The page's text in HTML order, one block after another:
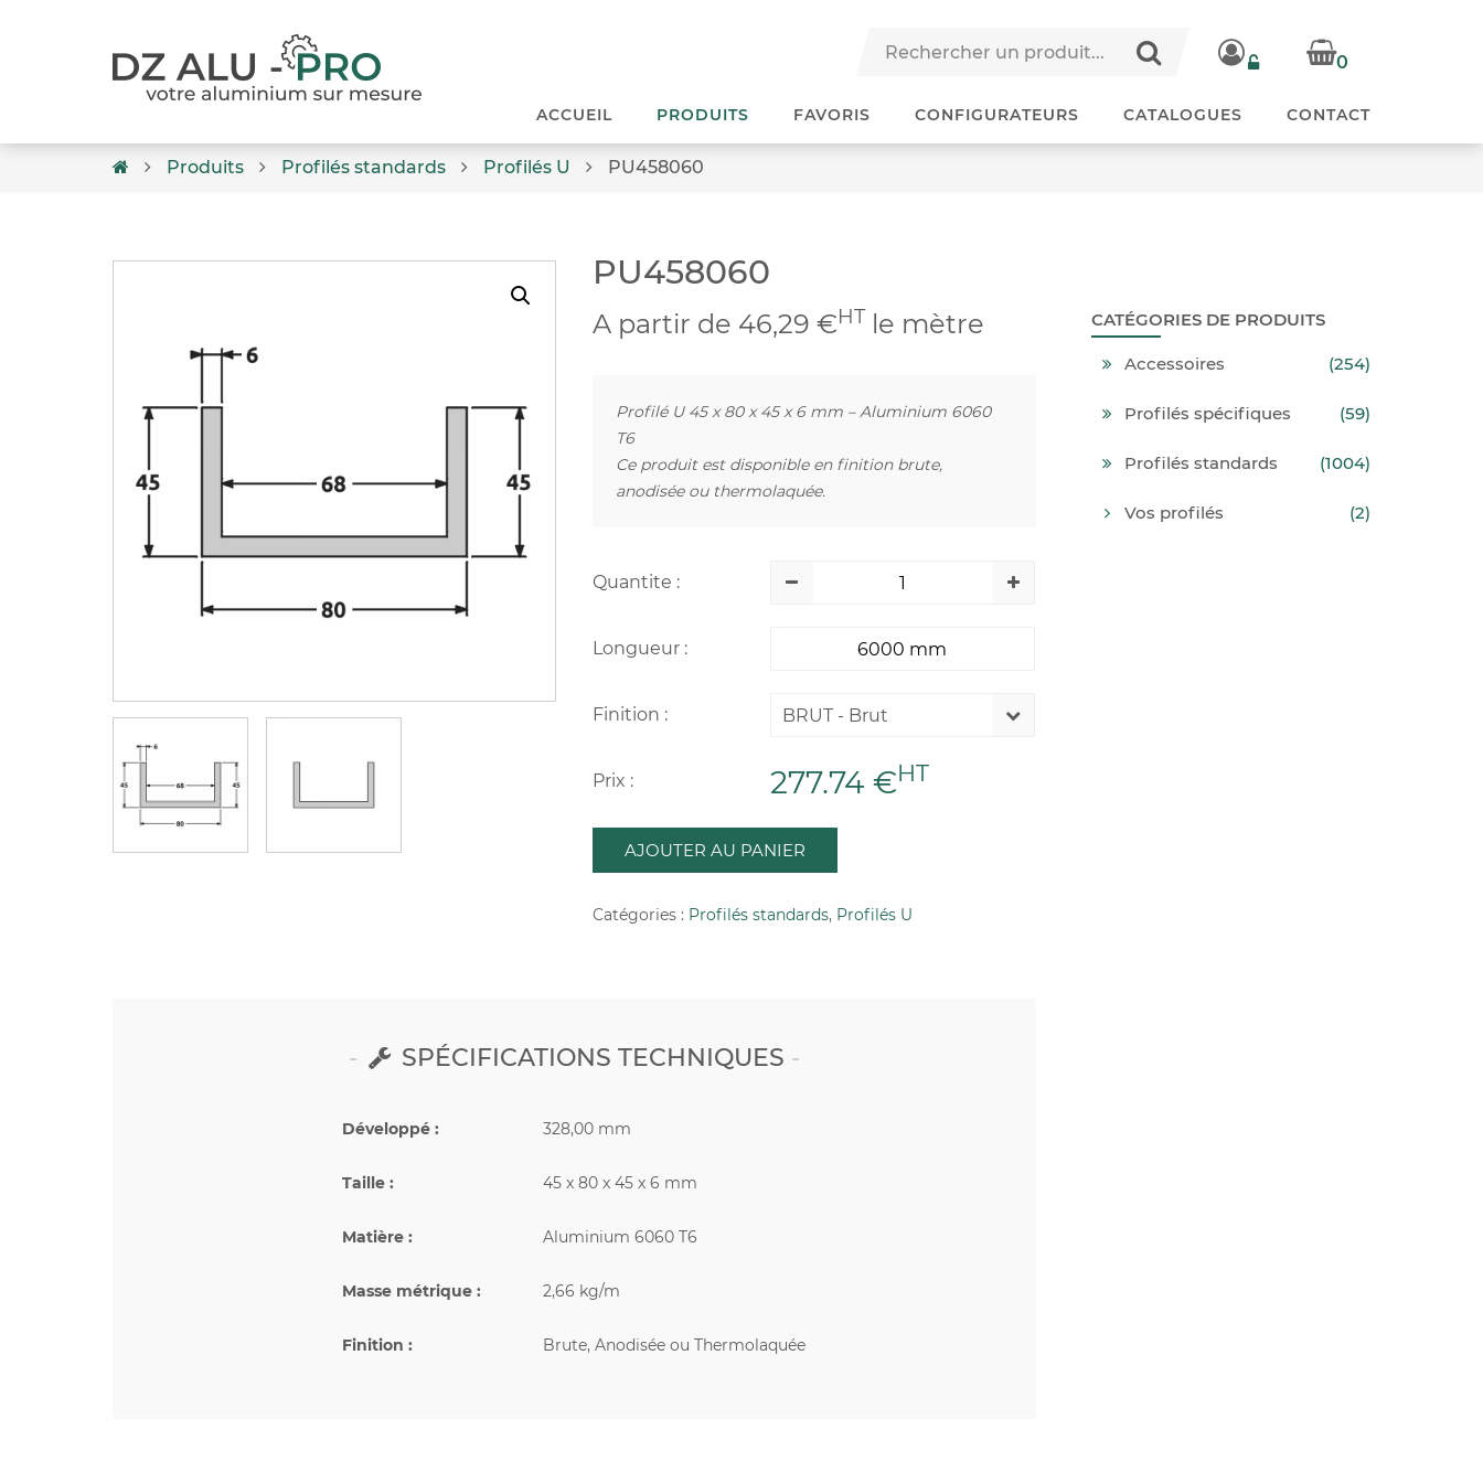
0
ACCUEIL PRODUITS FAVORIS CONFIGURATEURS CATALOGUES CONTACT
Produits Profilés standards Profilés U PU458060
PU458060
A partir de 46,29 €HT le mètre
Profilé U 45 x 80 x 45 x 6 mm – Aluminium 6060
T6
Ce produit est disponible en finition brute,
anodisée ou thermolaquée.
Quantite :
Longueur :
Finition : BRUT - Brut
Prix : 277.74 €HT
AJOUTER AU PANIER
Catégories : Profilés standards, Profilés U
SPÉCIFICATIONS TECHNIQUES
Développé : 328,00 mm
Taille : 45 x 80 x 45 x 6 mm
Matière : Aluminium 6060 T6
Masse métrique : 2,66 kg/m
Finition : Brute, Anodisée ou Thermolaquée
CATÉGORIES DE PRODUITS
Accessoires (254)
Profilés spécifiques (59)
Profilés standards (1004)
Vos profilés (2)